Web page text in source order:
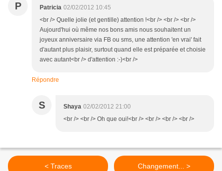
P Patricia 02/02/2012 10:45
<br /> Quelle jolie (et gentille) attention !<br /> <br /> <br />
Aujourd'hui où même nos bons amis nous souhaitent un
joyeux anniversaire via FB ou sms, une attention 'en vrai' fait
d'autant plus plaisir, surtout quand elle est préparée et choisie
avec autant<br /> d'attention :-)<br />
Répondre
S Shaya 02/02/2012 21:00
<br /> <br /> Oh que oui!<br /> <br /> <br /> <br />
< Traces Changement... >